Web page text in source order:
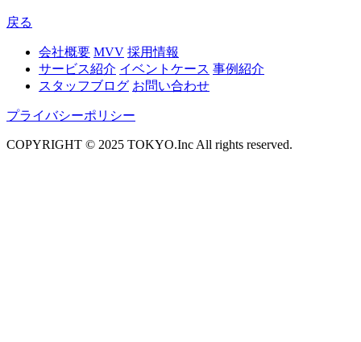
戻る
会社概要 MVV 採用情報
サービス紹介 イベントケース 事例紹介
スタッフブログ お問い合わせ
プライバシーポリシー
COPYRIGHT © 2025 TOKYO.Inc All rights reserved.